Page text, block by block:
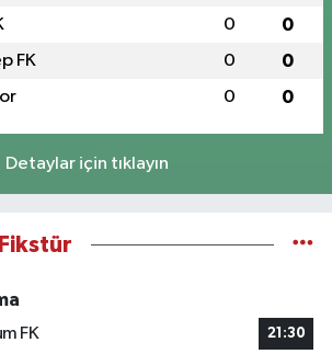
0 0
FK 0 0
0 0
Detaylar için tıklayın
FK
21:30